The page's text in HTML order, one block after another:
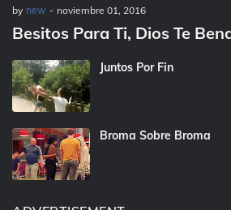
by new - noviembre 01, 2016
Besitos Para Ti, Dios Te
Juntos Por Fin
Broma Sobre Broma